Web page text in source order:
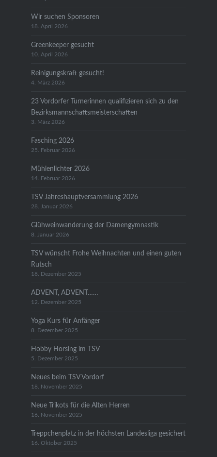
Wir suchen Sponsoren
18. April 2026
Greenkeeper gesucht
10. April 2026
Reinigungskraft gesucht!
4. März 2026
23 Vordorfer Turnerinnen qualifizieren sich zu den
Bezirksmannschaftsmeisterschaften
3. März 2026
Fasching 2026
25. Februar 2026
Mühlenlichter 2026
14. Februar 2026
TSV Jahreshauptversammlung 2026
28. Januar 2026
Glühweinwanderung der Damengymnastik
8. Januar 2026
TSV wünscht Frohe Weihnachten und einen guten
Rutsch
18. Dezember 2025
ADVENT, ADVENT……
12. Dezember 2025
Yoga Kurs für Anfänger
8. Dezember 2025
Hobby Horsing im TSV
5. Dezember 2025
Neues beim TSV Vordorf
18. November 2025
Neue Trikots für die Alten Herren
16. November 2025
Treppchenplatz in der höchsten Landesliga gesichert
16. Oktober 2025